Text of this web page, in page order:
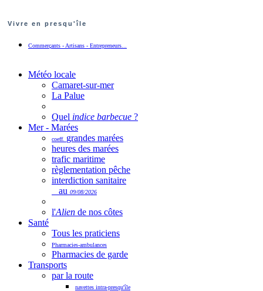
Vivre en presqu'île
Commerçants - Artisans - Entrepreneurs...
Météo locale
Camaret-sur-mer
La Palue
Quel indice barbecue ?
Mer - Marées
coeff. grandes marées
heures des marées
trafic maritime
règlementation pêche
interdiction sanitaire
au 09/08/2026
l'Alien de nos côtes
Santé
Tous les praticiens
Pharmacies-ambulances
Pharmacies de garde
Transports
par la route
navettes intra-presqu'île